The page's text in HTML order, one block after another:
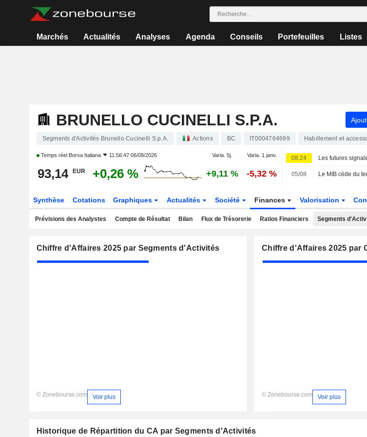
Marchés Actualités Analyses Agenda Conseils Portefeuilles Listes
BRUNELLO CUCINELLI S.P.A.
Segments d'Activités Brunello Cucinelli S.p.A. Actions BC IT0004764699 Habillement et
Temps réel Borsa Italiana 11:56:47 06/08/2026 Varia. 5j. Varia. 1 janv.
93,14 EUR +0,26 % +9,11 % -5,32 %
08:24
05/08
Synthèse Cotations Graphiques Actualités Société Finances Valorisation
Prévisions des Analystes Compte de Résultat Bilan Flux de Trésorerie Ratios Financiers Segments
Chiffre d'Affaires 2025 par Segments d'Activités
© Zonebourse.com Voir plus
Chiffre d'Affaires 2025 par
© Zonebourse.com Voir plus
Historique de Répartition du CA par Segments d'Activités